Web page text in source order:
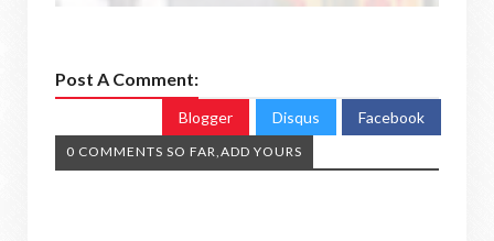
Post A Comment:
Blogger Disqus Facebook
0 COMMENTS SO FAR,ADD YOURS